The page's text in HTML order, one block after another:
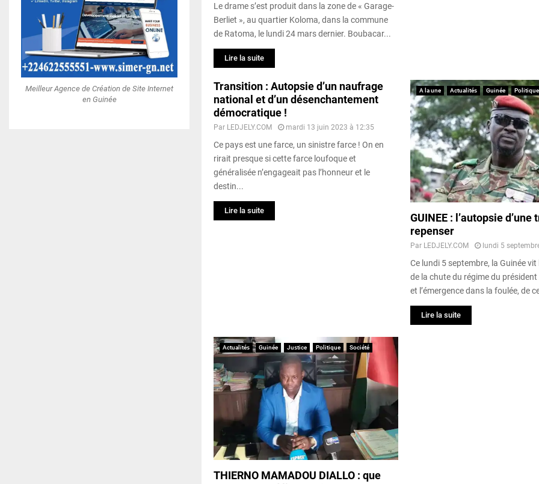
Le drame s’est produit dans la zone de « Garage-
Berliet », au quartier Koloma, dans la commune
de Ratoma, le lundi 24 mars dernier. Boubacar...
Lire la suite
Transition : Autopsie d’un naufrage
national et d’un désenchantement
démocratique !
Par LEDJELY.COM mardi 13 juin 2023 à 12:35
Ce pays est une farce, un sinistre farce ! On en
rirait presque si cette farce loufoque et
généralisée n’engageait pas l’honneur et le
destin...
Lire la suite
A la une Actualités Guinée Politique
GUINEE : l’autopsie
repenser
Par LEDJELY.COM lundi 5
Ce lundi 5 septembre, la Guinée vit
de la chute du régime du
et l’émergence dans la foulée, de
Lire la suite
Actualités Guinée Justice Politique Société
THIERNO MAMADOU DIALLO : que
Meilleur Agence de Création de Site Internet
en Guinée